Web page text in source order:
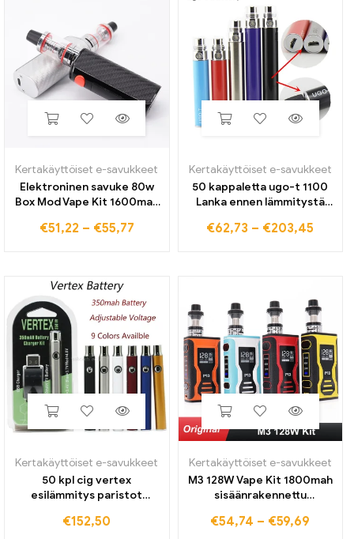
Kertakäyttöiset e-savukkeet
Elektroninen savuke 80w
Box Mod Vape Kit 1600mah
ml säiliö 0,3 Ohm Coil Mods
€51,22 – €55,77
Kertakäyttöiset e-savukkeet
50 kappaletta ugo-t 1100
Lanka ennen lämmitystä
Vape Micro USB Passth
€62,73 – €203,45
Kertakäyttöiset e-savukkeet
50 kpl cig vertex
esilämmitys paristot
jännite akku älykärryille
€152,50
Kertakäyttöiset e-savukkeet
M3 128W Vape Kit 1800mah
sisäänrakennettu
säiliöllä elektronisella
€54,74 – €59,69